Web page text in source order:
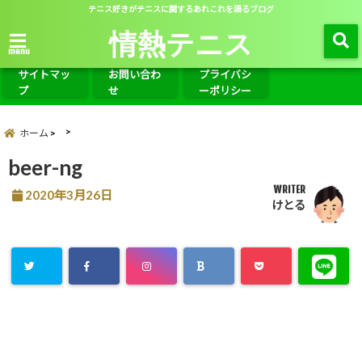
テニス好きがテニスに関するあれこれを語るブログ
menu 情熱テニス
サイトマッ
プ
お問い合わ
せ
プライバシ
ーポリシー
ホーム
beer-ng
2020年3月26日 WRITER
けとる